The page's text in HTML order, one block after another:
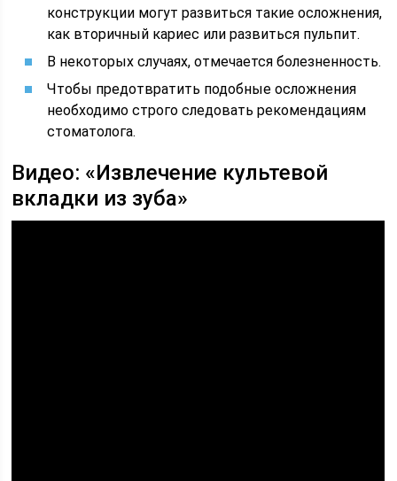
конструкции могут развиться такие осложнения,
как вторичный кариес или развиться пульпит.
В некоторых случаях, отмечается болезненность.
Чтобы предотвратить подобные осложнения
необходимо строго следовать рекомендациям
стоматолога.
Видео: «Извлечение культевой
вкладки из зуба»